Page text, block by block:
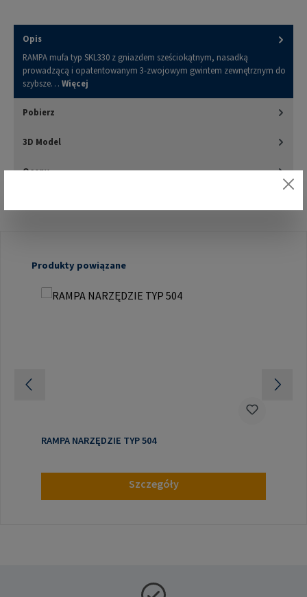
Opis
RAMPA mufa typ SKL330 z gniazdem sześciokątnym, nasadką
prowadzącą i opatentowanym 3-zwojowym gwintem zewnętrznym do
szybsze… Więcej
Pobierz
3D Model
Oceny
Pomiń galerię produktów
Produkty powiązane
RAMPA NARZĘDZIE TYP 504
Szczegóły